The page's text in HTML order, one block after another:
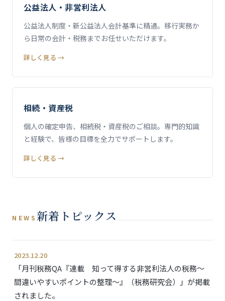
公益法人・非営利法人
公益法人制度・新公益法人会計基準に精通。移行実務か
ら日常の会計・税務までお任せいただけます。
詳しく見る →
相続・資産税
個人の確定申告、相続税・資産税のご相談。専門的知識
と経験で、皆様の目標を全力でサポートします。
詳しく見る →
NEWS新着トピックス
2023.12.20
「月刊税務QA『連載 知って得する非営利法人の税務～
間違いやすいポイントの整理～』（税務研究会）」が掲載
されました。